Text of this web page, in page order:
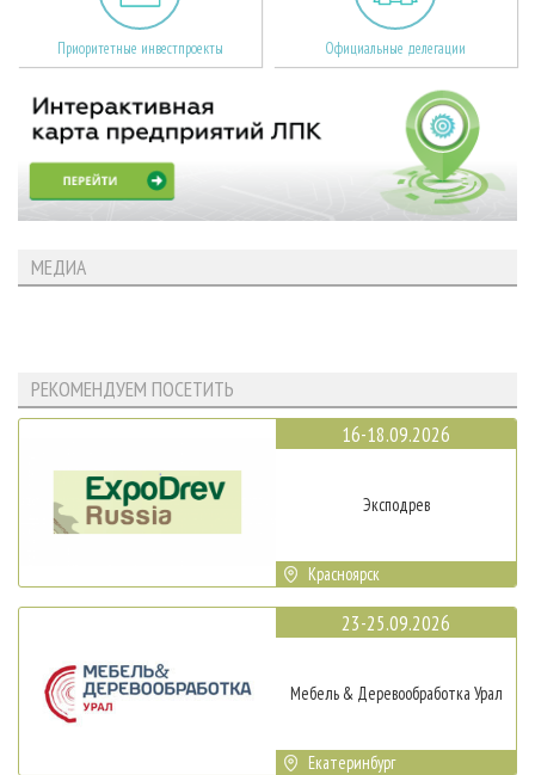
Приоритетные инвестпроекты Официальные делегации
МЕДИА
РЕКОМЕНДУЕМ ПОСЕТИТЬ
16-18.09.2026
Эксподрев
Красноярск
23-25.09.2026
Мебель & Деревообработка Урал
Екатеринбург